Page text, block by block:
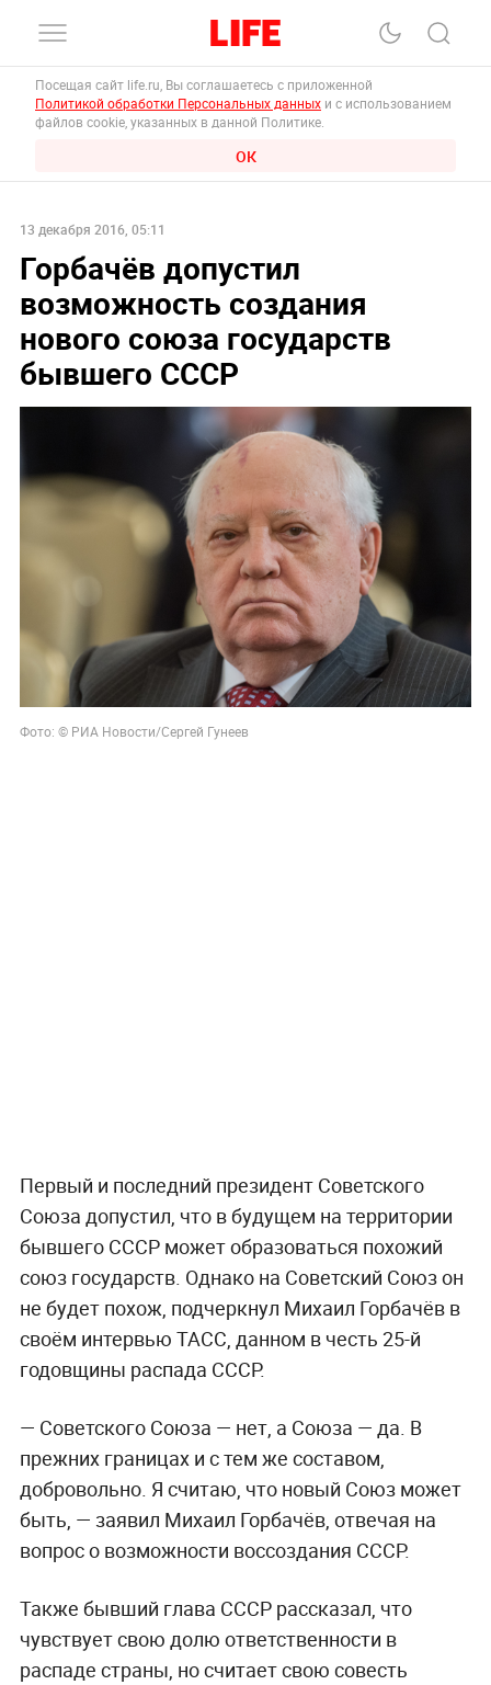
Посещая сайт life.ru, Вы соглашаетесь с приложенной
Политикой обработки Персональных данных и с использованием
файлов cookie, указанных в данной Политике.
ОК
13 декабря 2016, 05:11
Горбачёв допустил
возможность создания
нового союза государств
бывшего СССР
Фото: © РИА Новости/Сергей Гунеев
Первый и последний президент Советского
Союза допустил, что в будущем на территории
бывшего СССР может образоваться похожий
союз государств. Однако на Советский Союз он
не будет похож, подчеркнул Михаил Горбачёв в
своём интервью ТАСС, данном в честь 25-й
годовщины распада СССР.
— Советского Союза — нет, а Союза — да. В
прежних границах и с тем же составом,
добровольно. Я считаю, что новый Союз может
быть, — заявил Михаил Горбачёв, отвечая на
вопрос о возможности воссоздания СССР.
Также бывший глава СССР рассказал, что
чувствует свою долю ответственности в
распаде страны, но считает свою совесть